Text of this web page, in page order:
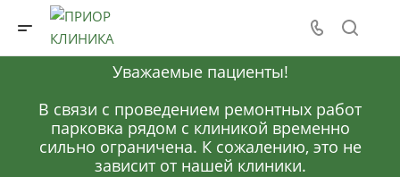
Уважаемые пациенты!
В связи с проведением ремонтных работ
парковка рядом с клиникой временно
сильно ограничена. К сожалению, это не
зависит от нашей клиники.